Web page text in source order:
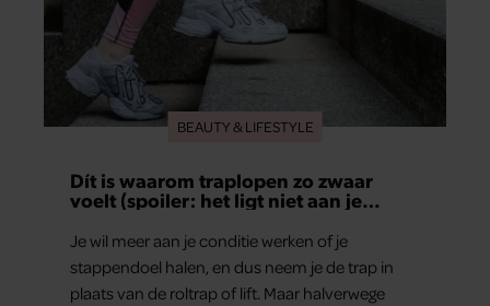
BEAUTY & LIFESTYLE
Dít is waarom traplopen zo zwaar
voelt (spoiler: het ligt niet aan je
Je wil meer aan je conditie werken of je
stappendoel halen, en dus neem je de trap in
plaats van de roltrap of lift. Maar halverwege